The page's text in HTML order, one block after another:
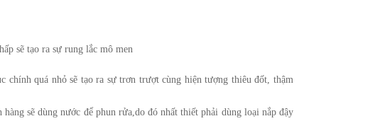
sẽ tạo ra sự rung lắc mô men
chính quá nhỏ sẽ tạo ra sự trơn trượt cùng hiện tượng thiêu đốt, thậm
sẽ dùng nước để phun rửa,do đó nhất thiết phải dùng loại nắp đậy